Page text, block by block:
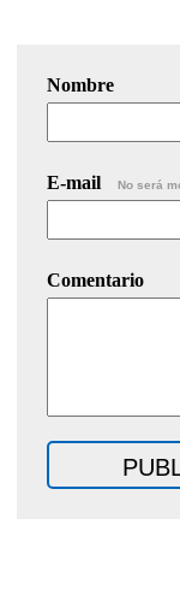
Nombre
E-mail No será
Comentario